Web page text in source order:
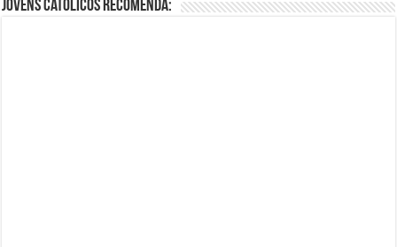
Jovens Católicos Recomenda: